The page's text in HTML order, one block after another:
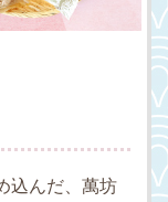
込んだ、萬坊